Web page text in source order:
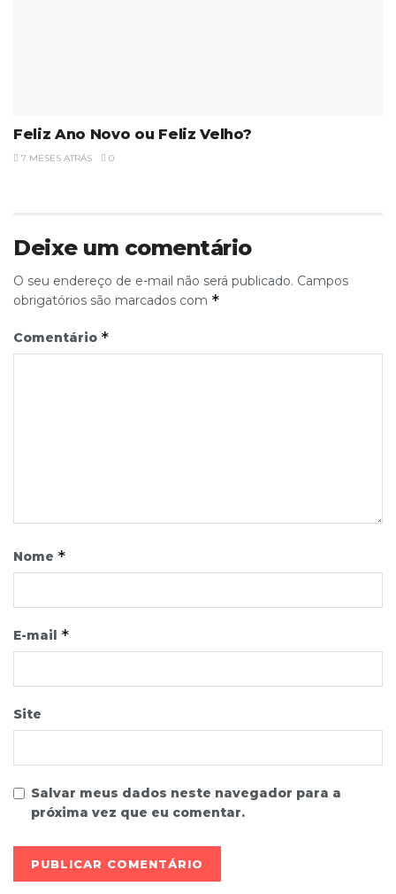
Feliz Ano Novo ou Feliz Velho?
7 MESES ATRÁS 0
Deixe um comentário
O seu endereço de e-mail não será publicado. Campos
obrigatórios são marcados com *
Comentário *
Nome *
E-mail *
Site
Salvar meus dados neste navegador para a
próxima vez que eu comentar.